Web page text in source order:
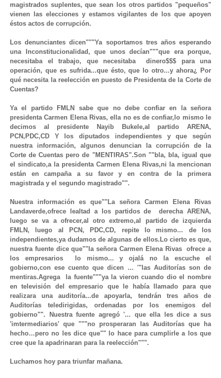
magistrados suplentes, que sean los otros partidos "pequeños"
vienen las elecciones y estamos vigilantes de los que apoyen
éstos actos de corrupción.
Los denunciantes dicen"""Ya soportamos tres años esperando
una Inconstitucionalidad, que unos decían"""que era porque,
necesitaba el trabajo, que necesitaba  dinero$$$ para una
operación, que es sufrida...que ésto, que lo otro...y ahora¿ Por
qué necesita la reelección en puesto de Presidenta de la Corte de
Cuentas?
Ya el partido FMLN sabe que no debe confiar en la señora
presidenta Carmen Elena Rivas, ella no es de confiar,lo mismo le
decimos al presidente Nayib Bukele,al partido ARENA,
PCN,PDC,CD Y los diputados independientes y que según
nuestra información, algunos denuncian la corrupción de la
Corte de Cuentas pero de "MENTIRAS".Son ""bla, bla, igual que
el sindicato,a la presidenta Carmen Elena Rivas,ni la mencionan
están en campaña a su favor y en contra de la primera
magistrada y el segundo magistrado"".
Nuestra información es que""La señora Carmen Elena Rivas
Landaverde,ofrece lealtad a los partidos de  derecha ARENA,
luego se va a ofrecer,al otro extremo,al partido de izquierda
FMLN, luego al PCN, PDC,CD, repite lo mismo... de los
independientes,ya dudamos de algunas de ellos.Lo cierto es que,
nuestra fuente dice que""la señora Carmen Elena Rivas  ofrece a
los empresarios  lo mismo... y ojalá no la escuche el
gobierno,con ese cuento que dicen ... '"las Auditorías son de
mentiras.Agrega  la fuente"""ya la vieron cuando dio el nombre
en televisión del empresario que le había llamado para que
realizara una auditoría...de apoyarla, tendrán tres años de
Auditorías teledirigidas, ordenadas por los enemigos del
gobierno"". Nuestra fuente agregó '... que ella les dice a sus
'imtermediarios' que """no prosperaran las Auditorías que ha
hecho…pero no les dice que"" lo hace para cumplirle a los que
cree que la apadrinaran para la reelección""".
Luchamos hoy para triunfar mañana.